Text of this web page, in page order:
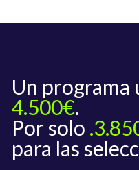
Un programa
4.500€.
Por solo
para las